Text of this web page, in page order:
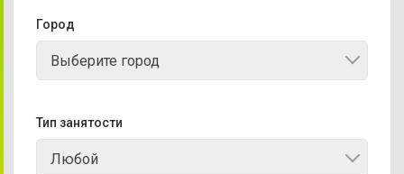
Город
Выберите город
Тип занятости
Любой